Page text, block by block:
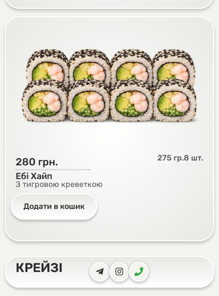
280 грн. 275 гр.8 шт.
Ебі Хайп
З тигровою креветкою
Додати в кошик
КРЕЙЗІ